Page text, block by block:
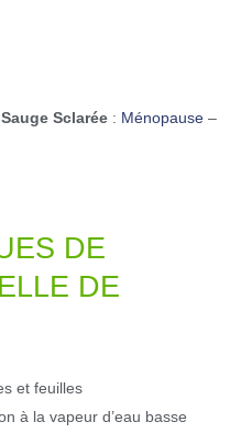
Sclarée : Ménopause –
DE
DE
et feuilles
à la vapeur d’eau basse